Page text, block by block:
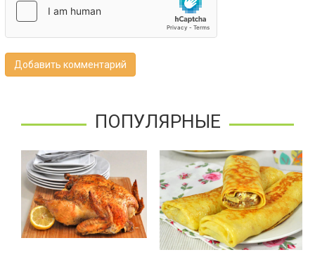
Добавить комментарий
ПОПУЛЯРНЫЕ